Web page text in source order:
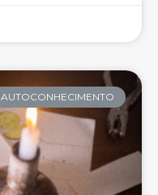
AUTOCONHECIMENTO